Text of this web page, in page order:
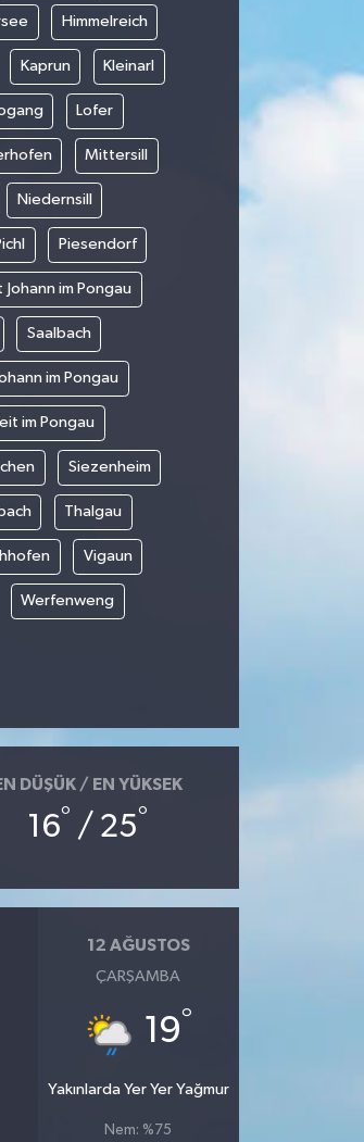
Himmelreich
Kaprun Kleinarl
Lofer
Mittersill
Niedernsill
Piesendorf
im Pongau
Saalbach
im Pongau
im Pongau
Siezenheim
Thalgau
Vigaun
Werfenweng
DÜŞÜK / EN YÜKSEK
16° / 25°
12 AĞUSTOS
ÇARŞAMBA
19°
Yakınlarda Yer Yer Yağmur
Nem: %75